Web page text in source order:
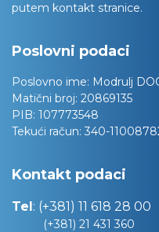
putem kontakt stranice.
Poslovni podaci
Poslovno ime: Modrulj
Matični broj: 20869135
PIB: 107773548
Tekući račun: 340-
Kontakt podaci
Tel: (+381) 11 618 28 00
(+381) 21 431 360